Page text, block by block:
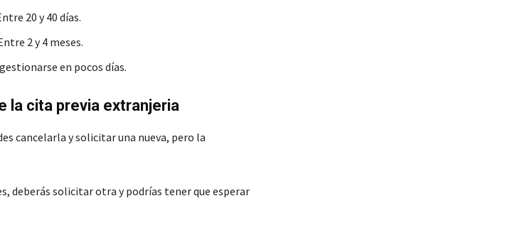
20 y 40 días.
2 y 4 meses.
en pocos días.
la cita previa extranjeria
cancelarla y solicitar una nueva, pero la
deberás solicitar otra y podrías tener que esperar